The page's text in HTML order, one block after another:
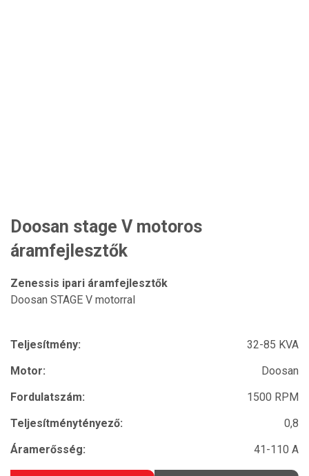
Doosan stage V motoros
áramfejlesztők
Zenessis ipari áramfejlesztők
Doosan STAGE V motorral
Teljesítmény:
32-85 KVA
Motor:
Doosan
Fordulatszám:
1500 RPM
Teljesítménytényező:
0,8
Áramerősség:
41-110 A